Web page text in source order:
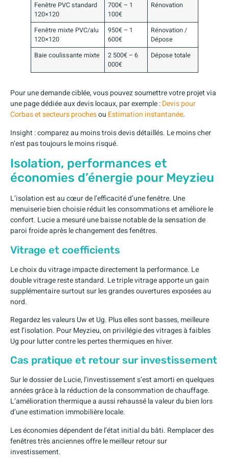
Fenêtre PVC standard
120×120
700€ – 1
100€
Rénovation
Fenêtre mixte PVC/alu
120×120
950€ – 1
600€
Rénovation /
Dépose
Baie coulissante mixte
2 500€ – 6
000€
Dépose totale
Pour une demande ciblée, vous pouvez soumettre votre projet via
une page dédiée aux devis locaux, par exemple :Devis pour
Corbas et secteurs prochesou Estimation instantanée.
Insight : comparez au moins trois devis détaillés. Le moins cher
n’est pas toujours le moins risqué.
Isolation, performances et
économies d’énergie pour Meyzieu
L’isolation est au cœur de l’efficacité d’une fenêtre. Une
menuiserie bien choisie réduit les consommations et améliore le
confort. Lucie a mesuré une baisse notable de la sensation de
paroi froide après le changement des fenêtres.
Vitrage et coefficients
Le choix du vitrage impacte directement la performance. Le
double vitrage reste standard. Le triple vitrage apporte un gain
supplémentaire surtout sur les grandes ouvertures exposées au
nord.
Regardez les valeurs Uw et Ug. Plus elles sont basses, meilleure
est l’isolation. Pour Meyzieu, on privilégie des vitrages à faibles
Ug pour lutter contre les pertes thermiques en hiver.
Cas pratique et retour sur investissement
Sur le dossier de Lucie, l’investissement s’est amorti en quelques
années grâce à la réduction de la consommation de chauffage.
L’amélioration thermique a aussi rehaussé la valeur du bien lors
d’une estimation immobilière locale.
Les économies dépendent de l’état initial du bâti. Remplacer des
fenêtres très anciennes offre le meilleur retour sur
investissement.